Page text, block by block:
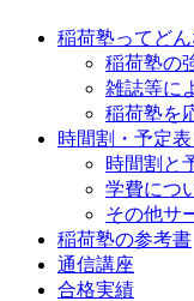
稲荷塾ってどん
稲荷塾の
雑誌等に
稲荷塾を
時間割・予定
時間割と
学費につ
その他サ
稲荷塾の参考書
通信講座
合格実績